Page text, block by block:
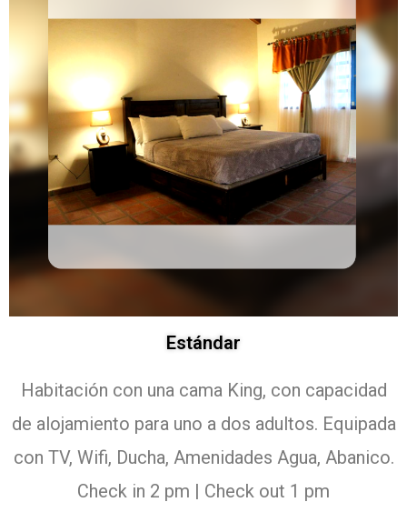
Estándar
Habitación con una cama King, con capacidad
de alojamiento para uno a dos adultos. Equipada
con TV, Wifi, Ducha, Amenidades Agua, Abanico.
Check in 2 pm | Check out 1 pm